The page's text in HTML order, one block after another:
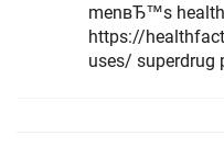
menвЂ™s
https://
uses/ superdrug